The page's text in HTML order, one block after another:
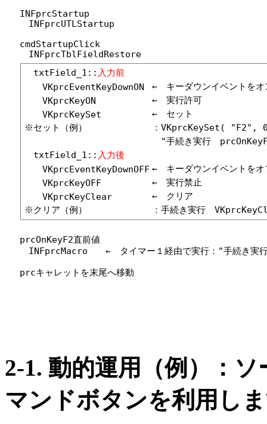
INFprcStartup
INFprcUTLStartup
cmdStartupClick
INFprcTblFieldRestore
txtField_1:: 入力前
VKprcEventKeyDownON
← キーダウンイベントをオ
VKprcKeyON
← 実行許可
VKprcKeySet
← セット
※セット（例）
：VKprcKeySet( "F2",
"手続き実行
txtField_1:: 入力後
VKprcEventKeyDownOFF ← キーダウンイベントをオ
VKprcKeyOFF
← 実行禁止
VKprcKeyClear
← クリア
※クリア（例）
：手続き実行
prcOnKeyF2直前値
INFprcMacro ← タイマー１経由で実行："手続き実
prcキャレットを末尾へ移動
2-1. 動的運用（例）：
マンドボタンを利用し